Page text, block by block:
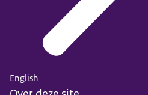
English